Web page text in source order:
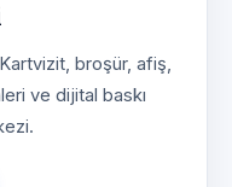
broşür, afiş,
ve dijital baskı